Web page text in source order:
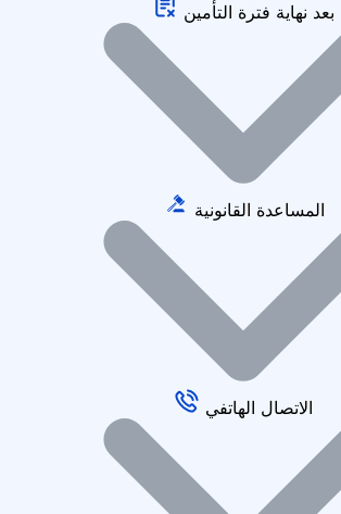
بعد نهاية فترة التأمين
المساعدة القانونية
الاتصال الهاتفي